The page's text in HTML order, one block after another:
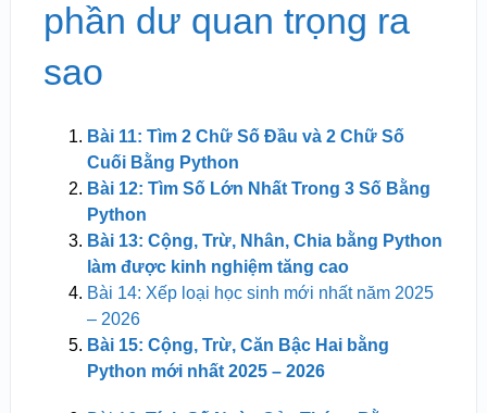
phần dư quan trọng ra
sao
Bài 11: Tìm 2 Chữ Số Đầu và 2 Chữ Số
Cuối Bằng Python
Bài 12: Tìm Số Lớn Nhất Trong 3 Số Bằng
Python
Bài 13: Cộng, Trừ, Nhân, Chia bằng Python
làm được kinh nghiệm tăng cao
Bài 14: Xếp loại học sinh mới nhất năm 2025
– 2026
Bài 15: Cộng, Trừ, Căn Bậc Hai bằng
Python mới nhất 2025 – 2026